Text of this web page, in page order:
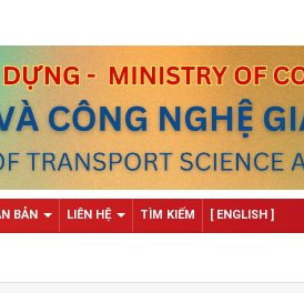
BẢN LIÊN HỆ TÌM KIẾM [ ENGLISH ]